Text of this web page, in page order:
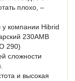
плохо, –
компании Hibrid
230AМВ
290)
сложности
и высокая